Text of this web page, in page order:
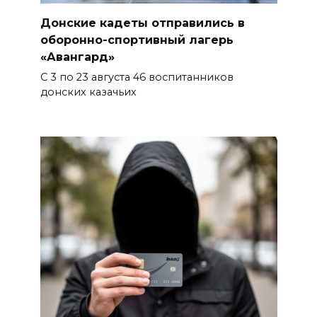
06 августа 2026 15:51
Донские спасатели провели
профилактические занятия
более чем для 11 тыс. детей
«Хочу прожить жизнь одна»:
ростовчанка разочаровалась
в местных мужчинах
06 августа 2026 15:38
Возбуждено еще одно дело:
подозреваемому в поджоге
на АЗС заполняли две
емкости на 1000 л
Донские кадеты отправились в
оборонно-спортивный лагерь
«Авангард»
С 3 по 23 августа 46 воспитанников
донских казачьих